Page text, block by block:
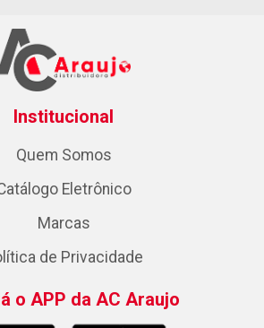
Institucional
Quem Somos
Eletrônico
Marcas
de Privacidade
o APP da AC Araujo